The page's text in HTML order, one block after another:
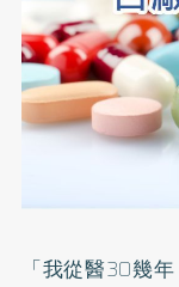
「我從醫30幾